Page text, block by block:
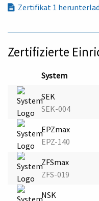
Zertifikat 1
Zertifizierte
System
SEK
SEK-004
EPZmax
EPZ-140
ZFSmax
ZFS-019
NSK